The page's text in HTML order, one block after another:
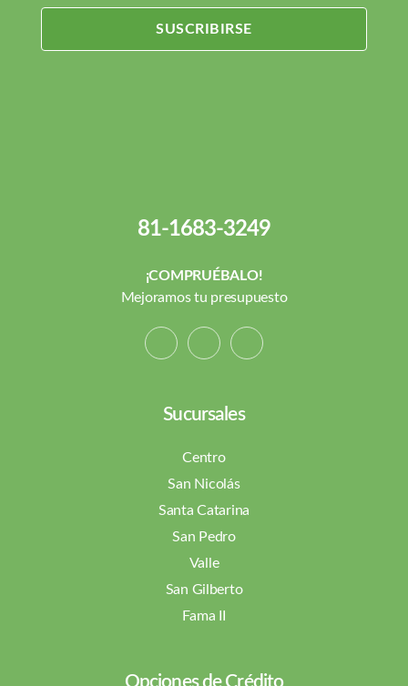
SUSCRIBIRSE
81-1683-3249
¡COMPRUÉBALO!
Mejoramos tu presupuesto
Sucursales
Centro
San Nicolás
Santa Catarina
San Pedro
Valle
San Gilberto
Fama II
Opciones de Crédito